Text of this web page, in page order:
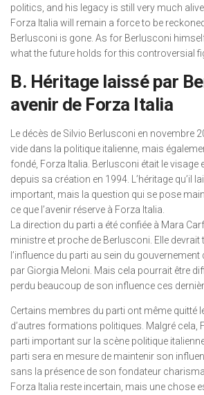
politics, and his legacy is still very much
Forza Italia will remain a force to be
Berlusconi is gone. As for Berlusconi
what the future holds for this controversial
B. Héritage laissé par
avenir de Forza Italia
Le décès de Silvio Berlusconi en novembre
vide dans la politique italienne, mais
fondé, Forza Italia. Berlusconi était le visage
depuis sa création en 1994. L’héritage qu’il
important, mais la question qui se pose
ce que l’avenir réserve à Forza Italia.
La direction du parti a été confiée à Mara
ministre et proche de Berlusconi. Elle devrait
l’influence du parti au sein du
par Giorgia Meloni. Mais cela pourrait être
perdu beaucoup de son influence ces
Certains membres du parti ont même quitté
d’autres formations politiques. Malgré cela,
parti important sur la scène politique
parti sera en mesure de maintenir son
sans la présence de son fondateur
Forza Italia reste incertain, mais une chose